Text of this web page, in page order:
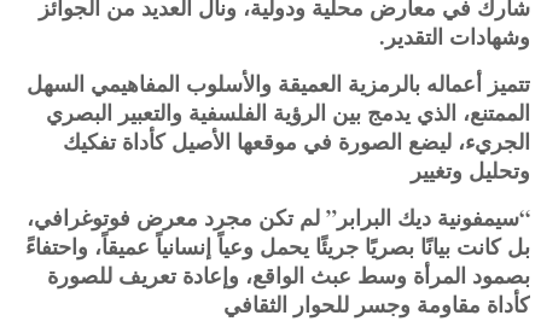
شارك في معارض محلية ودولية، ونال العديد من الجوائز
وشهادات التقدير.
تتميز أعماله بالرمزية العميقة والأسلوب المفاهيمي السهل
الممتنع، الذي يدمج بين الرؤية الفلسفية والتعبير البصري
الجريء، ليضع الصورة في موقعها الأصيل كأداة تفكيك
وتحليل وتغيير
“سيمفونية ديك البرابر” لم تكن مجرد معرض فوتوغرافي،
بل كانت بيانًا بصريًا جريئًا يحمل وعياً إنسانياً عميقاً، واحتفاءً
بصمود المرأة وسط عبث الواقع، وإعادة تعريف للصورة
كأداة مقاومة وجسر للحوار الثقافي